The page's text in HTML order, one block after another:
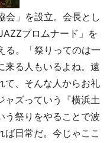
」を設立。会長とし
プロムナード」を
る。「祭りってのは一
来る人もいるよね。遠
て、そんな人からお礼
ャズっていう『横浜土
う祭りをやることで波
ば日常だ。今じゃここ